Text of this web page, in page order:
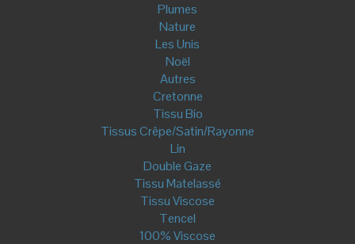
Madame Iris
Mind the Maker
Monaluna
Naka Trading
Nerida Hansen
Poppy
Rico Design
See You At Six- Soft Cactus
Stenzo
Polaire et Sherpa
Mercerie
Etiquettes à coudre
Ruban
Biais